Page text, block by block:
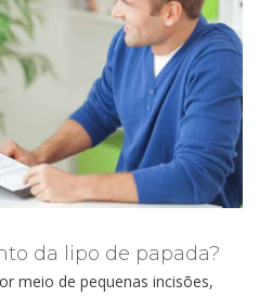
da lipo de papada?
meio de pequenas incisões,